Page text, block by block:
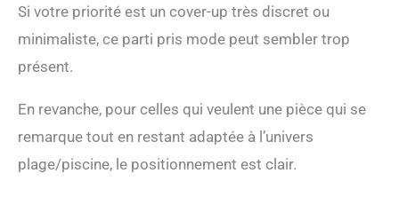
Si votre priorité est un cover-up très discret ou
minimaliste, ce parti pris mode peut sembler trop
présent.
En revanche, pour celles qui veulent une pièce qui se
remarque tout en restant adaptée à l’univers
plage/piscine, le positionnement est clair.